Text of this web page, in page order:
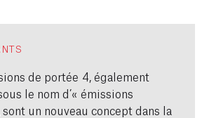
de portée 4, également
le nom d’« émissions
un nouveau concept dans la